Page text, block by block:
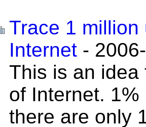
Trace 1 million
Internet -
This is an idea
of Internet.
there are only